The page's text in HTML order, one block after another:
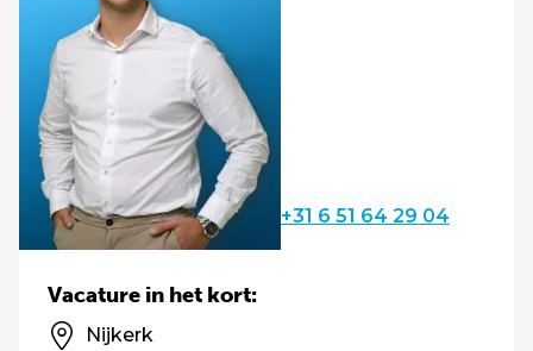
+31 6 51 64 29 04
Vacature in het kort:
Nijkerk